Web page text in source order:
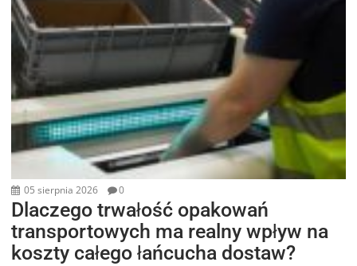
05 sierpnia 2026 0
Dlaczego trwałość opakowań
transportowych ma realny wpływ na
koszty całego łańcucha dostaw?